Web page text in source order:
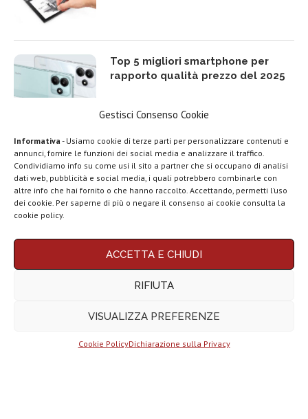
Gestisci Consenso Cookie
Informativa - Usiamo cookie di terze parti per personalizzare contenuti e
annunci, fornire le funzioni dei social media e analizzare il traffico.
Condividiamo info su come usi il sito a partner che si occupano di analisi
dati web, pubblicità e social media, i quali potrebbero combinarle con
altre info che hai fornito o che hanno raccolto. Accettando, permetti l’uso
dei cookie. Per saperne di più o negare il consenso ai cookie consulta la
cookie policy.
ACCETTA E CHIUDI
RIFIUTA
VISUALIZZA PREFERENZE
Cookie PolicyDichiarazione sulla Privacy
Top 5 migliori smartphone per
rapporto qualità prezzo del 2025
Top 5 migliori TV Box Android e
Google TV del 2025
5 a 6,3 pollici) del 2025 | Top 10
LEGGI ANCHE
Google lancia
Search Live con
Rassegna stampa
Business e la
dei...